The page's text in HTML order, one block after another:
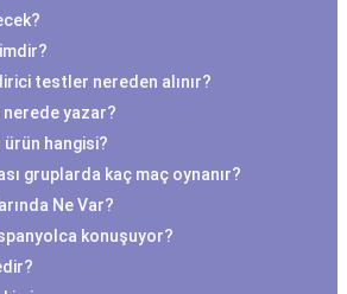
testler nereden alınır?
nerede yazar?
ürün hangisi?
gruplarda kaç maç oynanır?
Ne Var?
konuşuyor?